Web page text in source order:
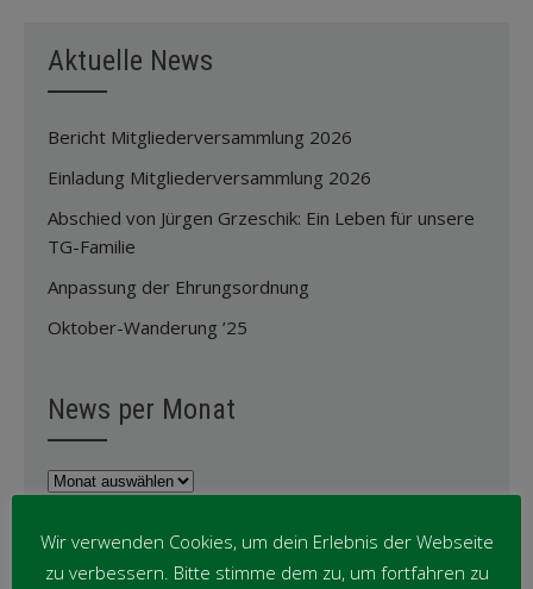
Aktuelle News
Bericht Mitgliederversammlung 2026
Einladung Mitgliederversammlung 2026
Abschied von Jürgen Grzeschik: Ein Leben für unsere
TG-Familie
Anpassung der Ehrungsordnung
Oktober-Wanderung ’25
News per Monat
News
Monat
News per Kategorie
Wir verwenden Cookies, um dein Erlebnis der Webseite
zu verbessern. Bitte stimme dem zu, um fortfahren zu